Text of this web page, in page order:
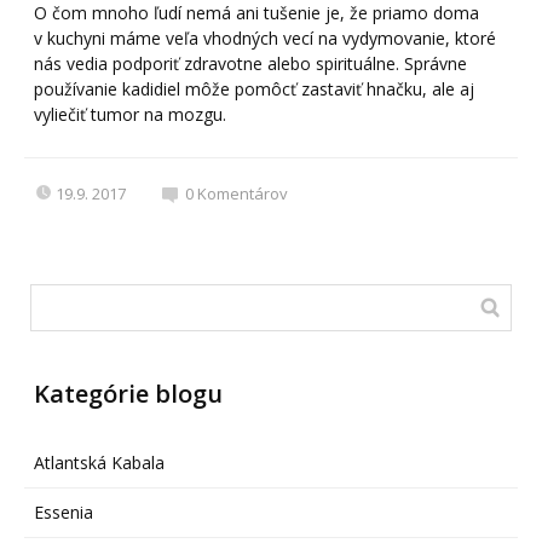
O čom mnoho ľudí nemá ani tušenie je, že priamo doma
v kuchyni máme veľa vhodných vecí na vydymovanie, ktoré
nás vedia podporiť zdravotne alebo spirituálne. Správne
používanie kadidiel môže pomôcť zastaviť hnačku, ale aj
vyliečiť tumor na mozgu.
19.9. 2017 0 Komentárov
Kategórie blogu
Atlantská Kabala
Essenia